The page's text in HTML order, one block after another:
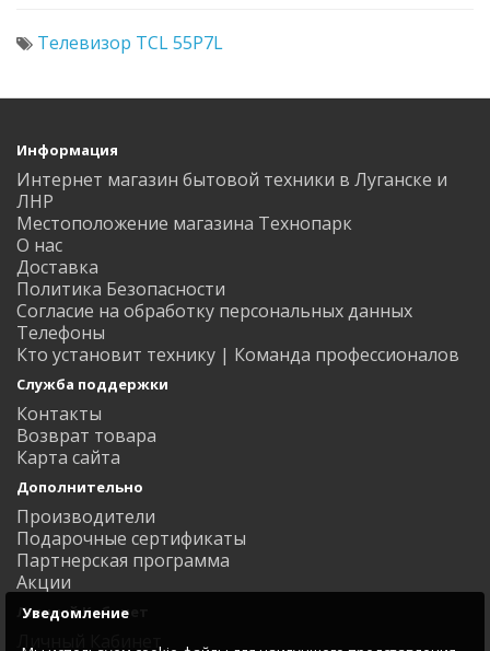
Телевизор TCL 55P7L
Информация
Интернет магазин бытовой техники в Луганске и
ЛНР
Местоположение магазина Технопарк
О нас
Доставка
Политика Безопасности
Согласие на обработку персональных данных
Телефоны
Кто установит технику | Команда профессионалов
Служба поддержки
Контакты
Возврат товара
Карта сайта
Дополнительно
Производители
Подарочные сертификаты
Партнерская программа
Акции
Личный Кабинет
Личный Кабинет
Уведомление